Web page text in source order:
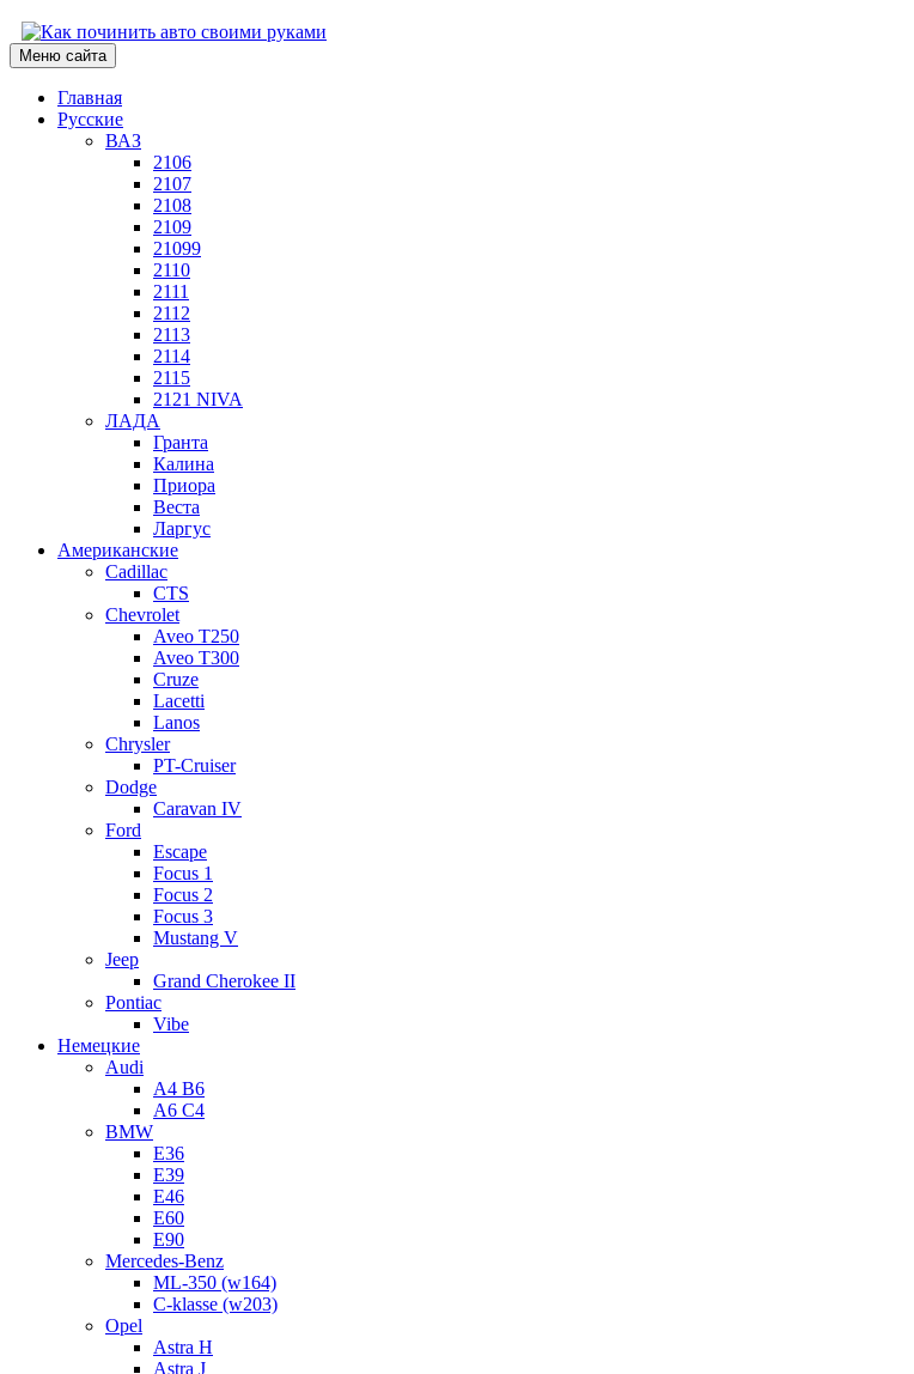
Меню сайта
Главная
Русские
ВАЗ
2106
2107
2108
2109
21099
2110
2111
2112
2113
2114
2115
2121 NIVA
ЛАДА
Гранта
Калина
Приора
Веста
Ларгус
Американские
Cadillac
CTS
Chevrolet
Aveo Т250
Aveo T300
Cruze
Lacetti
Lanos
Chrysler
PT-Cruiser
Dodge
Caravan IV
Ford
Escape
Focus 1
Focus 2
Focus 3
Mustang V
Jeep
Grand Cherokee II
Pontiac
Vibe
Немецкие
Audi
A4 B6
A6 C4
BMW
E36
E39
E46
E60
E90
Mercedes-Benz
ML-350 (w164)
C-klasse (w203)
Opel
Astra H
Astra J